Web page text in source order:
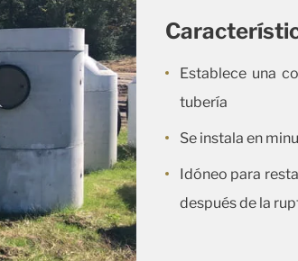
Establece una
tubería
Se instala en
Idóneo para
después de la